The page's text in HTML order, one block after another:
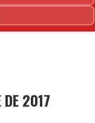
DE 2017